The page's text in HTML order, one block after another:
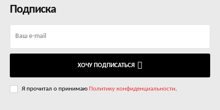
Подписка
ХОЧУ ПОДПИСАТЬСЯ
Я прочитал о принимаю Политику конфиденциальности.